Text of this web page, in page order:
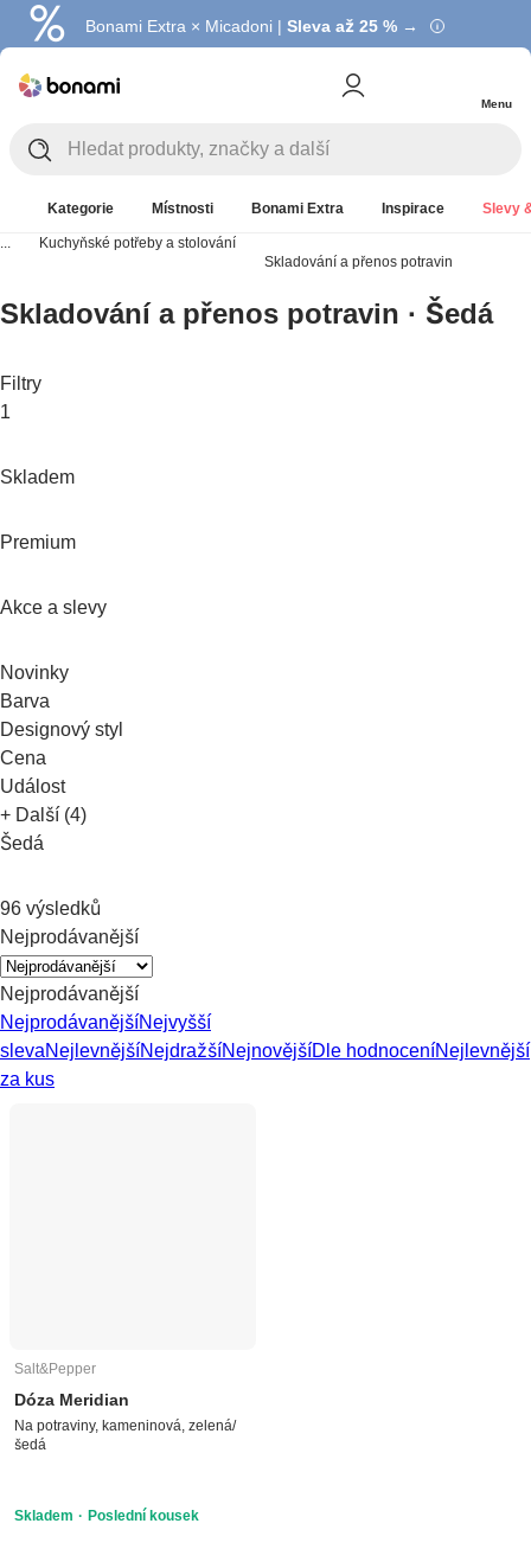
Bonami Extra × Micadoni | Sleva až 25 % →
Summer Sale | Ušetřete až 40 % →
Menu
Kategorie Místnosti Bonami Extra Inspirace Slevy
...
Kuchyňské potřeby a stolování
Skladování a přenos potravin
Skladování a přenos potravin · Šedá
Filtry
1
Skladem
Premium
Akce a slevy
Novinky
Barva
Designový styl
Cena
Událost
+ Další (4)
Šedá
96 výsledků
Nejprodávanější
Nejprodávanější
NejprodávanějšíNejvyšší
slevaNejlevnějšíNejdražšíNejnovějšíDle hodnoceníNejlevnější
za kus
Salt&Pepper
Dóza Meridian
Na potraviny, kameninová, zelená/
šedá
Skladem Poslední kousek